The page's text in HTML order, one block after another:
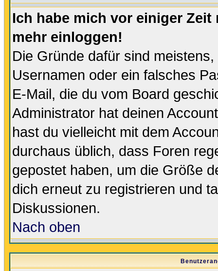
Ich habe mich vor einiger
mehr einloggen!
Die Gründe dafür sind
Usernamen oder ein falsches
E-Mail, die du vom Board
Administrator hat deinen
hast du vielleicht mit dem
durchaus üblich, dass Foren
gepostet haben, um die Größe
dich erneut zu registrieren und
Diskussionen.
Nach oben